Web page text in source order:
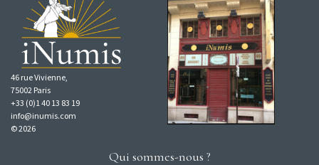
46 rue Vivienne,
75002 Paris
+33 (0)1 40 13 83 19
info@inumis.com
© 2026
Qui sommes-nous ?